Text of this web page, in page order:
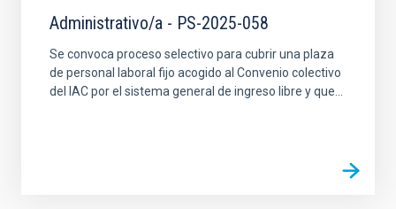
Administrativo/a - PS-2025-058
Se convoca proceso selectivo para cubrir una plaza
de personal laboral fijo acogido al Convenio colectivo
del IAC por el sistema general de ingreso libre y que...